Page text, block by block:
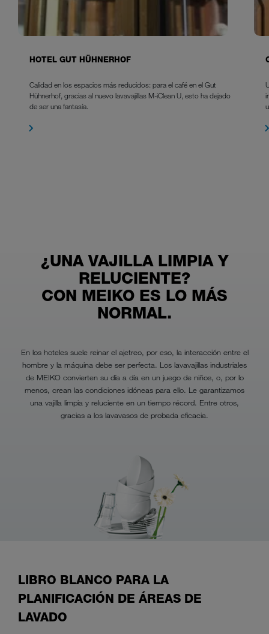
HOTEL GUT HÜHNERHOF
Calidad en los espacios más reducidos: para el café en el Gut
Hühnerhof, gracias al nuevo lavavajillas M-iClean U, esto ha dejado
de ser una fantasía.
¿UNA VAJILLA LIMPIA Y
RELUCIENTE?
CON MEIKO ES LO MÁS
NORMAL.
En los hoteles suele reinar el ajetreo, por eso, la interacción entre el
hombre y la máquina debe ser perfecta. Los lavavajillas industriales
de MEIKO convierten su día a día en un juego de niños, o, por lo
menos, crean las condiciones idóneas para ello. Le garantizamos
una vajilla limpia y reluciente en un tiempo récord. Entre otros,
gracias a los lavavasos de probada eficacia.
LIBRO BLANCO PARA LA
PLANIFICACIÓN DE ÁREAS DE
LAVADO